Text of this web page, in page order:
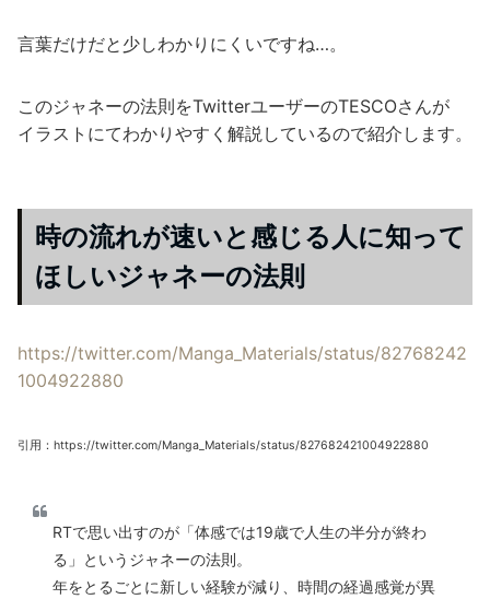
言葉だけだと少しわかりにくいですね…。
このジャネーの法則をTwitterユーザーのTESCOさんが
イラストにてわかりやすく解説しているので紹介します。
時の流れが速いと感じる人に知って
ほしいジャネーの法則
https://twitter.com/Manga_Materials/status/82768242
1004922880
引用：https://twitter.com/Manga_Materials/status/827682421004922880
RTで思い出すのが「体感では19歳で人生の半分が終わ
る」というジャネーの法則。
年をとるごとに新しい経験が減り、時間の経過感覚が異